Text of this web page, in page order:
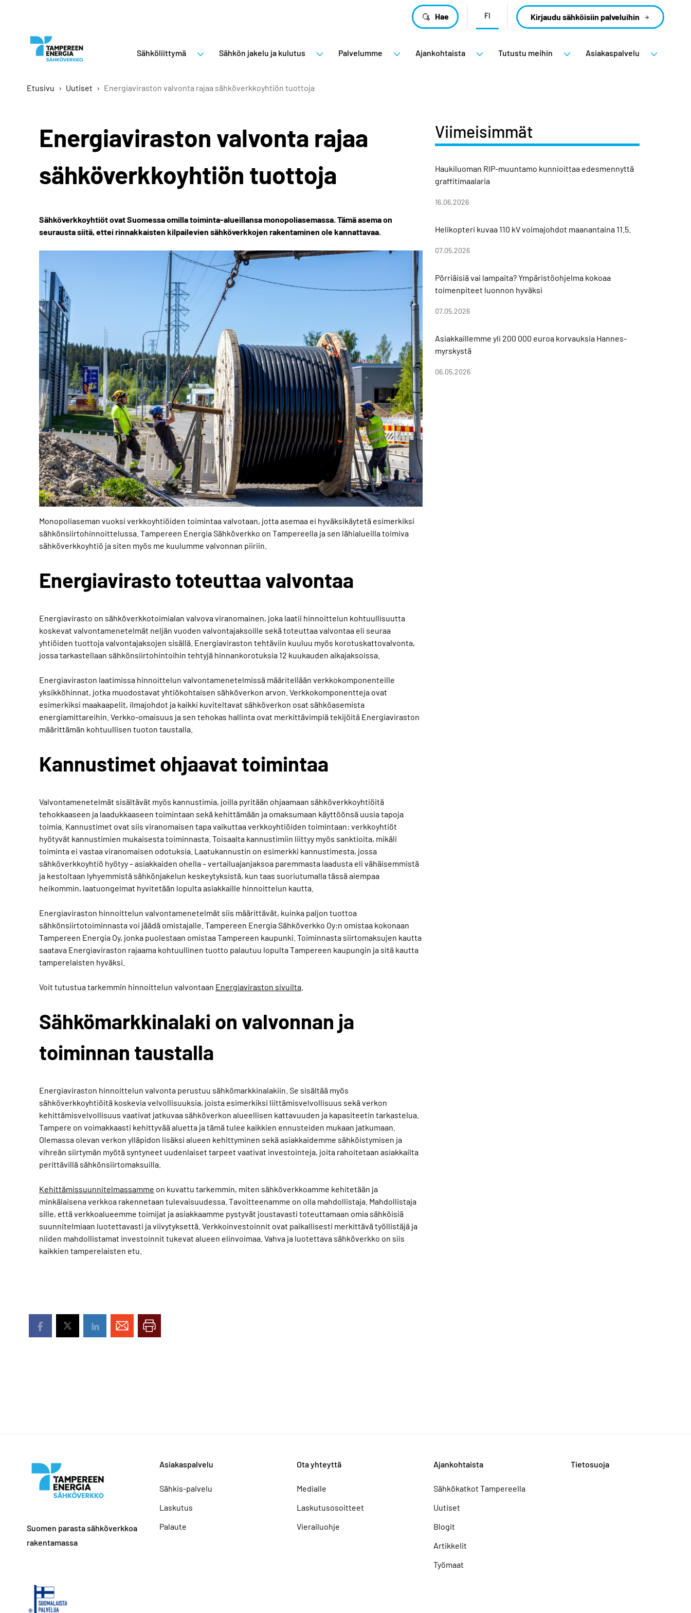
Hae FI Kirjaudu sähköisiin palveluihin
Sähköliittymä Sähkön jakelu ja kulutus Palvelumme Ajankohtaista Tutustu meihin Asiakaspalvelu
Etusivu › Uutiset › Energiaviraston valvonta rajaa sähköverkkoyhtiön tuottoja
Energiaviraston valvonta rajaa
sähköverkkoyhtiön tuottoja
Sähköverkkoyhtiöt ovat Suomessa omilla toiminta-alueillansa monopoliasemassa. Tämä asema on
seurausta siitä, ettei rinnakkaisten kilpailevien sähköverkkojen rakentaminen ole kannattavaa.
Monopoliaseman vuoksi verkkoyhtiöiden toimintaa valvotaan, jotta asemaa ei hyväksikäytetä esimerkiksi
sähkönsiirtohinnoittelussa. Tampereen Energia Sähköverkko on Tampereella ja sen lähialueilla toimiva
sähköverkkoyhtiö ja siten myös me kuulumme valvonnan piiriin.
Energiavirasto toteuttaa valvontaa
Energiavirasto on sähköverkkotoimialan valvova viranomainen, joka laatii hinnoittelun kohtuullisuutta
koskevat valvontamenetelmät neljän vuoden valvontajaksoille sekä toteuttaa valvontaa eli seuraa
yhtiöiden tuottoja valvontajaksojen sisällä. Energiaviraston tehtäviin kuuluu myös korotuskattovalvonta,
jossa tarkastellaan sähkönsiirtohintoihin tehtyjä hinnankorotuksia 12 kuukauden aikajaksoissa.
Energiaviraston laatimissa hinnoittelun valvontamenetelmissä määritellään verkkokomponenteille
yksikköhinnat, jotka muodostavat yhtiökohtaisen sähköverkon arvon. Verkkokomponentteja ovat
esimerkiksi maakaapelit, ilmajohdot ja kaikki kuviteltavat sähköverkon osat sähköasemista
energiamittareihin. Verkko-omaisuus ja sen tehokas hallinta ovat merkittävimpiä tekijöitä Energiaviraston
määrittämän kohtuullisen tuoton taustalla.
Kannustimet ohjaavat toimintaa
Valvontamenetelmät sisältävät myös kannustimia, joilla pyritään ohjaamaan sähköverkkoyhtiöitä
tehokkaaseen ja laadukkaaseen toimintaan sekä kehittämään ja omaksumaan käyttöönsä uusia tapoja
toimia. Kannustimet ovat siis viranomaisen tapa vaikuttaa verkkoyhtiöiden toimintaan: verkkoyhtiöt
hyötyvät kannustimien mukaisesta toiminnasta. Toisaalta kannustimiin liittyy myös sanktioita, mikäli
toiminta ei vastaa viranomaisen odotuksia. Laatukannustin on esimerkki kannustimesta, jossa
sähköverkkoyhtiö hyötyy – asiakkaiden ohella – vertailuajanjaksoa paremmasta laadusta eli vähäisemmistä
ja kestoltaan lyhyemmistä sähkönjakelun keskeytyksistä, kun taas suoriutumalla tässä aiempaa
heikommin, laatuongelmat hyvitetään lopulta asiakkaille hinnoittelun kautta.
Energiaviraston hinnoittelun valvontamenetelmät siis määrittävät, kuinka paljon tuottoa
sähkönsiirtotoiminnasta voi jäädä omistajalle. Tampereen Energia Sähköverkko Oy:n omistaa kokonaan
Tampereen Energia Oy, jonka puolestaan omistaa Tampereen kaupunki. Toiminnasta siirtomaksujen kautta
saatava Energiaviraston rajaama kohtuullinen tuotto palautuu lopulta Tampereen kaupungin ja sitä kautta
tamperelaisten hyväksi.
Voit tutustua tarkemmin hinnoittelun valvontaan Energiaviraston sivuilta
Sähkömarkkinalaki on valvonnan ja
toiminnan taustalla
Energiaviraston hinnoittelun valvonta perustuu sähkömarkkinalakiin. Se sisältää myös
sähköverkkoyhtiöitä koskevia velvollisuuksia, joista esimerkiksi liittämisvelvollisuus sekä verkon
kehittämisvelvollisuus vaativat jatkuvaa sähköverkon alueellisen kattavuuden ja kapasiteetin tarkastelua.
Tampere on voimakkaasti kehittyvää aluetta ja tämä tulee kaikkien ennusteiden mukaan jatkumaan.
Olemassa olevan verkon ylläpidon lisäksi alueen kehittyminen sekä asiakkaidemme sähköistymisen ja
vihreän siirtymän myötä syntyneet uudenlaiset tarpeet vaativat investointeja, joita rahoitetaan asiakkailta
perittävillä sähkönsiirtomaksuilla.
Kehittämissuunnitelmassamme on kuvattu tarkemmin, miten sähköverkkoamme kehitetään ja
minkälaisena verkkoa rakennetaan tulevaisuudessa. Tavoitteenamme on olla mahdollistaja. Mahdollistaja
sille, että verkkoalueemme toimijat ja asiakkaamme pystyvät joustavasti toteuttamaan omia sähköisiä
suunnitelmiaan luotettavasti ja viivytyksettä. Verkkoinvestoinnit ovat paikallisesti merkittävä työllistäjä ja
niiden mahdollistamat investoinnit tukevat alueen elinvoimaa. Vahva ja luotettava sähköverkko on siis
kaikkien tamperelaisten etu.
Viimeisimmät
Haukiluoman RIP-muuntamo kunnioittaa edesmennyttä
graffitimaalaria
16.06.2026
Helikopteri kuvaa 110 kV voimajohdot maanantaina 11.5.
07.05.2026
Pörriäisiä vai lampaita? Ympäristöohjelma kokoaa
toimenpiteet luonnon hyväksi
07.05.2026
Asiakkaillemme yli 200 000 euroa korvauksia Hannes-
myrskystä
06.05.2026
Suomen parasta sähköverkkoa
rakentamassa
Asiakaspalvelu
Sähkis-palvelu
Laskutus
Palaute
Ota yhteyttä
Medialle
Laskutusosoitteet
Vierailuohje
Ajankohtaista
Sähkökatkot Tampereella
Uutiset
Blogit
Artikkelit
Työmaat
Tietosuoja